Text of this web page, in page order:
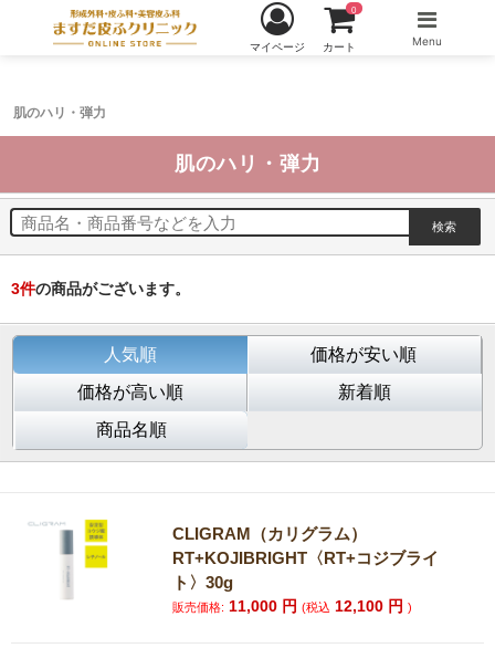
肌のハリ・弾力
マイページ カート
0
Menu
肌のハリ・弾力
3件の商品がございます。
人気順
価格が安い順
価格が高い順
新着順
商品名順
CLIGRAM（カリグラム）
RT+KOJIBRIGHT〈RT+コジブライ
ト〉30g
販売価格: 11,000 円(税込 12,100 円)